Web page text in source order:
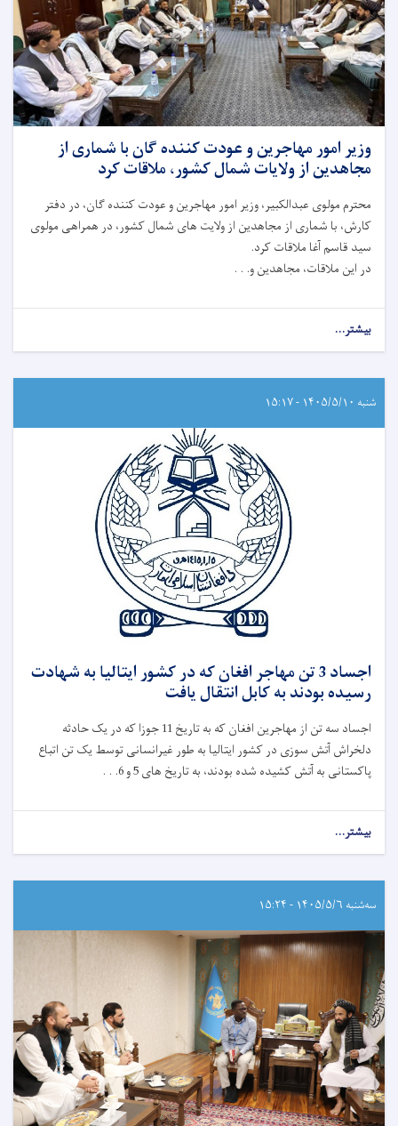
وزیر امور مهاجرین و عودت کننده گان با شماری از
مجاهدین از ولایات شمال کشور، ملاقات کرد
محترم مولوی عبدالکبیر، وزیر امور مهاجرین و عودت کننده گان، در دفتر
کارش، با شماری از مجاهدین از ولایت ‌های شمال کشور، در همراهی مولوی
سید قاسم آغا ملاقات کرد.
در این ملاقات، مجاهدین و. . .
بیشتر...
شنبه ۱۴۰۵/۵/۱۰ - ۱۵:۱۷
اجساد 3 تن مهاجر افغان که در کشور ایتالیا به شهادت
رسیده بودند به کابل انتقال یافت
اجساد سه تن از مهاجرین افغان که به تاریخ 11 جوزا که در یک حادثه
دلخراش آتش‌ سوزی در کشور ایتالیا به طور غیرانسانی توسط یک تن اتباع
پاکستانی به آتش کشیده شده بودند، به تاریخ های 5 و 6. . .
بیشتر...
سه‌شنبه ۱۴۰۵/۵/۶ - ۱۵:۲۴